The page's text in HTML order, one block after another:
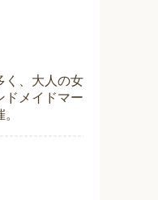
く、大人の女
ドメイドマー